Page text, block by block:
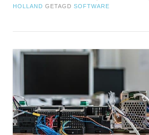
HOLLAND GETAGD SOFTWARE